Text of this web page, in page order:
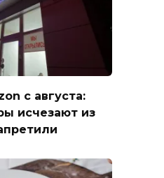
с августа:
исчезают из